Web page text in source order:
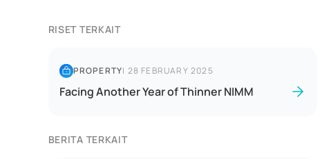
RISET TERKAIT
PROPERTY| 28 FEBRUARY 2025
Facing Another Year of Thinner NIMM
BERITA TERKAIT